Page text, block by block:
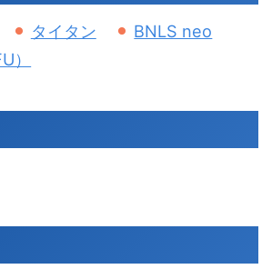
タイタン
BNLS neo
）